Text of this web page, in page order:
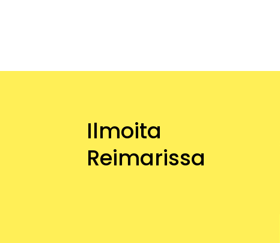
Ilmoita
Reimarissa